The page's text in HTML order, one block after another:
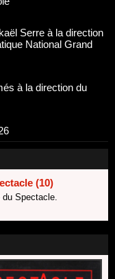
Serre à la direction
National Grand
à la direction du
les lauréats 2026 !
Théâtre 2026
Saccomano à la
(10)
du Spectacle.